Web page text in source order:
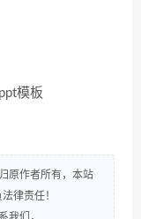
原作者所有，本站
律责任！